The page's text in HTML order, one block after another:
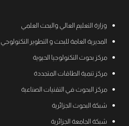
وزارة التعليم العالي والبحث العلمي
المديرية العامة للبحث و التطوير التكنولوجي
مركز بحوث التكنولوجيا الحيوية
مركز تنمية الطاقات المتجددة
مركز البحوث في التقنيات الصناعية
شبكة البحوث الجزائرية
شبكة الجامعة الجزائرية